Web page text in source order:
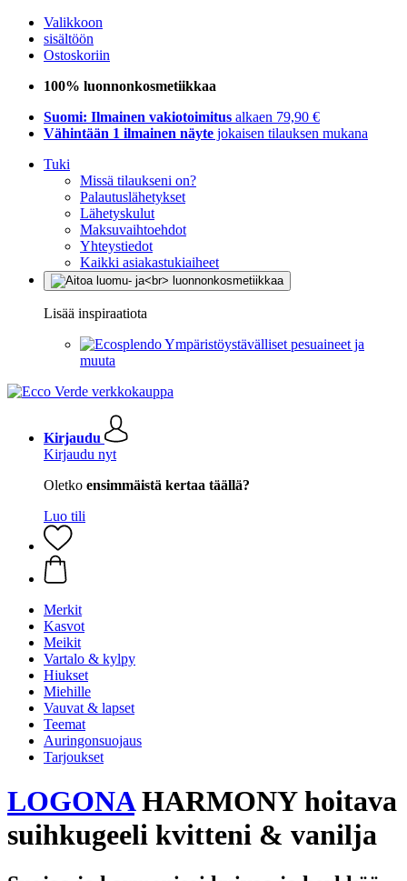
Valikkoon
sisältöön
Ostoskoriin
100% luonnonkosmetiikkaa
Suomi: Ilmainen vakiotoimitus alkaen 79,90 €
Vähintään 1 ilmainen näyte jokaisen tilauksen mukana
Tuki
Missä tilaukseni on?
Palautuslähetykset
Lähetyskulut
Maksuvaihtoehdot
Yhteystiedot
Kaikki asiakastukiaiheet
Lisää inspiraatiota
Ympäristöystävälliset pesuaineet ja
muuta
Kirjaudu
Kirjaudu nyt
Oletko ensimmäistä kertaa täällä?
Luo tili
Merkit
Kasvot
Meikit
Vartalo & kylpy
Hiukset
Miehille
Vauvat & lapset
Teemat
Auringonsuojaus
Tarjoukset
LOGONAHARMONY hoitava
suihkugeeli kvitteni & vanilja